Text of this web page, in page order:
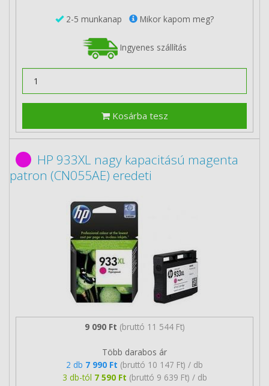
2-5 munkanap Mikor kapom meg?
Ingyenes szállítás
Kosárba tesz
HP 933XL nagy kapacitású magenta
patron (CN055AE) eredeti
9 090 Ft (bruttó 11 544 Ft)
Több darabos ár
2 db 7 990 Ft (bruttó 10 147 Ft) / db
3 db-tól 7 590 Ft (bruttó 9 639 Ft) / db